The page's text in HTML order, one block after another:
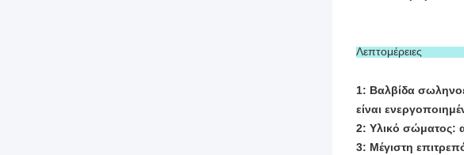
Λεπτομέρειες
1: Βαλβίδα
είναι
2: Υλικό σώματος:
3: Μέγιστη